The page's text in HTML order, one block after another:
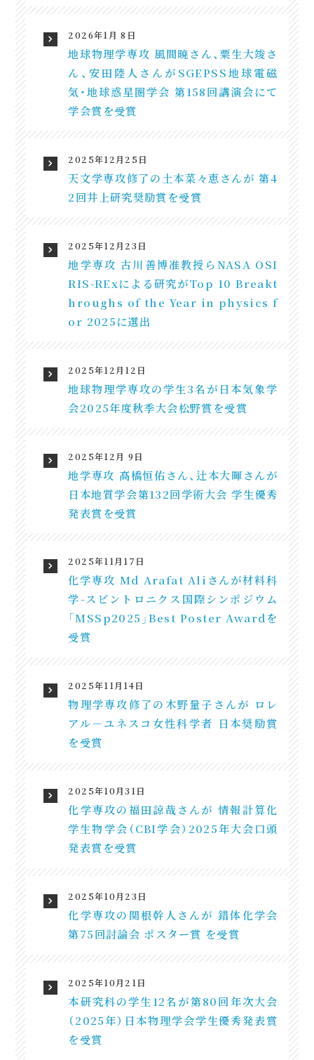
2026年1月 8日
地球物理学専攻 風間暁さん、粟生大竣さ
ん、安田陸人さんがSGEPSS地球電磁
気・地球惑星圏学会 第158回講演会にて
学会賞を受賞
2025年12月25日
天文学専攻修了の土本菜々恵さんが 第4
2回井上研究奨励賞を受賞
2025年12月23日
地学専攻 古川善博准教授らNASA OSI
RIS-RExによる研究がTop 10 Breakt
hroughs of the Year in physics f
or 2025に選出
2025年12月12日
地球物理学専攻の学生3名が日本気象学
会2025年度秋季大会松野賞を受賞
2025年12月 9日
地学専攻 髙橋恒佑さん、辻本大暉さんが
日本地質学会第132回学術大会 学生優秀
発表賞を受賞
2025年11月17日
化学専攻 Md Arafat Aliさんが材料科
学-スピントロニクス国際シンポジウム
「MSSp2025」Best Poster Awardを
受賞
2025年11月14日
物理学専攻修了の木野量子さんが ロレ
アル－ユネスコ女性科学者 日本奨励賞
を受賞
2025年10月31日
化学専攻の福田諒哉さんが 情報計算化
学生物学会（CBI学会）2025年大会口頭
発表賞を受賞
2025年10月23日
化学専攻の関根幹人さんが 錯体化学会
第75回討論会 ポスター賞 を受賞
2025年10月21日
本研究科の学生12名が第80回年次大会
（2025年）日本物理学会学生優秀発表賞
を受賞